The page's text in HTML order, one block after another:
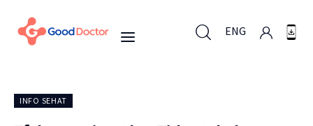
ENG
INFO SEHAT